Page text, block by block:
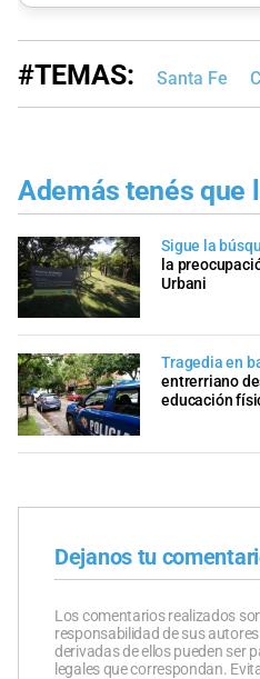
#TEMAS: Santa Fe
Además tenés que
Sigue la
la
Urbani
Tragedia en
entrerriano
educación
Dejanos tu
Los comentarios realizados
responsabilidad de sus
derivadas de ellos pueden ser
legales que correspondan.